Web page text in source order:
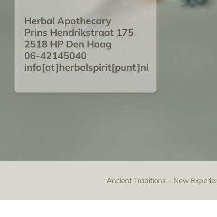
Herbal Apothecary
Prins Hendrikstraat 175
2518 HP Den Haag
06-42145040
info[at]herbalspirit[punt]nl
Ancient Traditions – New